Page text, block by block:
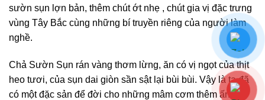
sườn sụn lợn bản, thêm chút ớt nhẹ , chút gia vị đặc trưng
vùng Tây Bắc cùng những bí truyền riêng của người làm
nghề.
Chả Sườn Sụn rán vàng thơm lừng, ăn có vị ngọt của thịt
heo tươi, của sụn dai giòn sần sật lại bùi bùi. Vậy là ta đã
có một đặc sản để đời cho những mâm cơm thêm ấn